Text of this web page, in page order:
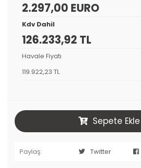
2.297,00 EURO
Kdv Dahil
126.233,92 TL
Havale Fiyatı
119.922,23 TL
Sepete Ekle
Paylaş: Twitter